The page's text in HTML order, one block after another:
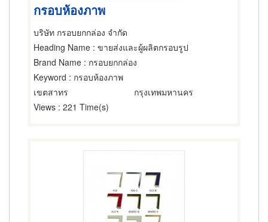
กรอบห้องภาพ
บริษัท กรอบยกกล่อง จำกัด
Heading Name : ขายส่งและผู้ผลิตกรอบรูป
Brand Name : กรอบยกกล่อง
Keyword : กรอบห้องภาพ
เขตสาทร
กรุงเทพมหานคร
Views : 221 Time(s)